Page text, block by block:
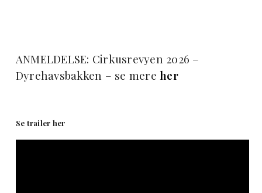
ANMELDELSE: Cirkusrevyen 2026 –
Dyrehavsbakken – se mereher
Se trailer her